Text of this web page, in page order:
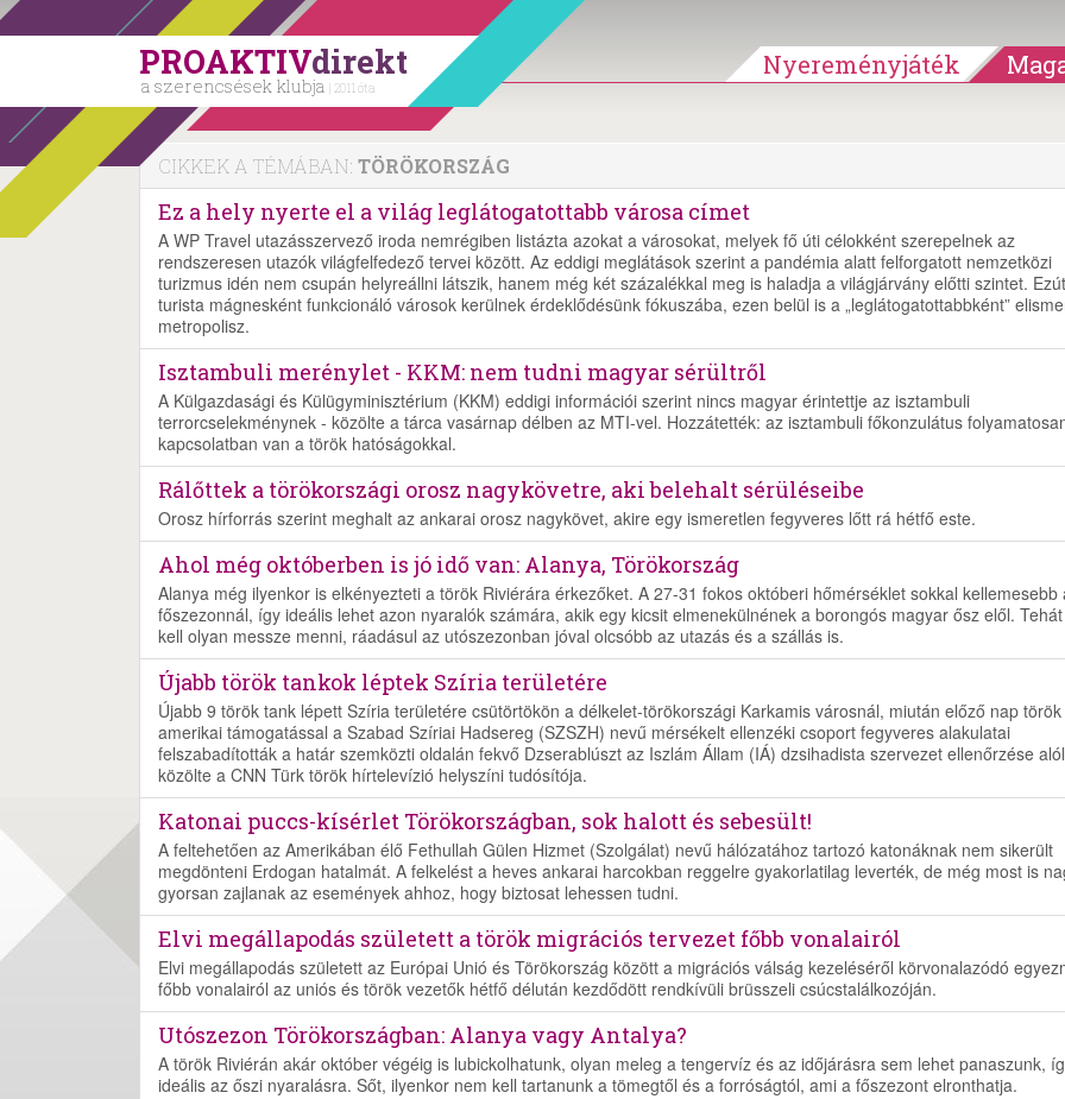
PROAKTIVdirekt
a szerencsések klubja | 2011 óta
Nyereményjáték
CIKKEK A TÉMÁBAN: TÖRÖKORSZÁG
Ez a hely nyerte el a világ leglátogatottabb városa címet
A WP Travel utazásszervező iroda nemrégiben listázta azokat a városokat, melyek fő úti célokként szerepelnek az
rendszeresen utazók világfelfedező tervei között. Az eddigi meglátások szerint a pandémia alatt felforgatott nemzetközi
turizmus idén nem csupán helyreállni látszik, hanem még két százalékkal meg is haladja a világjárvány előtti szintet.
turista mágnesként funkcionáló városok kerülnek érdeklődésünk fókuszába, ezen belül is a „leglátogatottabbként”
metropolisz.
Isztambuli merénylet - KKM: nem tudni magyar sérültről
A Külgazdasági és Külügyminisztérium (KKM) eddigi információi szerint nincs magyar érintettje az isztambuli
terrorcselekménynek - közölte a tárca vasárnap délben az MTI-vel. Hozzátették: az isztambuli főkonzulátus
kapcsolatban van a török hatóságokkal.
Rálőttek a törökországi orosz nagykövetre, aki belehalt sérüléseibe
Orosz hírforrás szerint meghalt az ankarai orosz nagykövet, akire egy ismeretlen fegyveres lőtt rá hétfő este.
Ahol még októberben is jó idő van: Alanya, Törökország
Alanya még ilyenkor is elkényezteti a török Riviérára érkezőket. A 27-31 fokos októberi hőmérséklet sokkal kellemesebb
főszezonnál, így ideális lehet azon nyaralók számára, akik egy kicsit elmenekülnének a borongós magyar ősz elől.
kell olyan messze menni, ráadásul az utószezonban jóval olcsóbb az utazás és a szállás is.
Újabb török tankok léptek Szíria területére
Újabb 9 török tank lépett Szíria területére csütörtökön a délkelet-törökországi Karkamis városnál, miután előző nap
amerikai támogatással a Szabad Szíriai Hadsereg (SZSZH) nevű mérsékelt ellenzéki csoport fegyveres alakulatai
felszabadították a határ szemközti oldalán fekvő Dzserablúszt az Iszlám Állam (IÁ) dzsihadista szervezet ellenőrzése
közölte a CNN Türk török hírtelevízió helyszíni tudósítója.
Katonai puccs-kísérlet Törökországban, sok halott és sebesült!
A feltehetően az Amerikában élő Fethullah Gülen Hizmet (Szolgálat) nevű hálózatához tartozó katonáknak nem sikerült
megdönteni Erdogan hatalmát. A felkelést a heves ankarai harcokban reggelre gyakorlatilag leverték, de még most is
gyorsan zajlanak az események ahhoz, hogy biztosat lehessen tudni.
Elvi megállapodás született a török migrációs tervezet főbb vonalairól
Elvi megállapodás született az Európai Unió és Törökország között a migrációs válság kezeléséről körvonalazódó
főbb vonalairól az uniós és török vezetők hétfő délután kezdődött rendkívüli brüsszeli csúcstalálkozóján.
Utószezon Törökországban: Alanya vagy Antalya?
A török Riviérán akár október végéig is lubickolhatunk, olyan meleg a tengervíz és az időjárásra sem lehet panaszunk,
ideális az őszi nyaralásra. Sőt, ilyenkor nem kell tartanunk a tömegtől és a forróságtól, ami a főszezont elronthatja.